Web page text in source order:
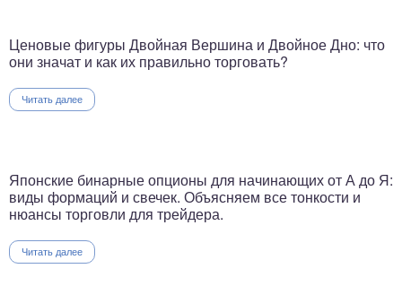
Ценовые фигуры Двойная Вершина и Двойное Дно: что
они значат и как их правильно торговать?
Читать далее
Японские бинарные опционы для начинающих от А до Я:
виды формаций и свечек. Объясняем все тонкости и
нюансы торговли для трейдера.
Читать далее